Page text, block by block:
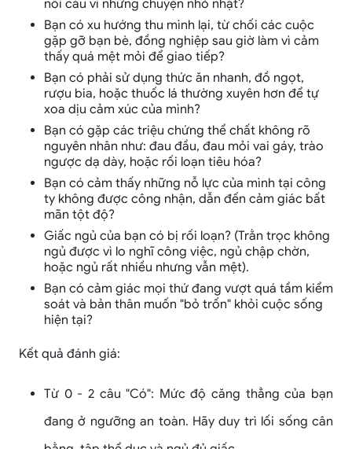
nổi cáu vì những chuyện nhỏ nhặt?
Bạn có xu hướng thu mình lại, từ chối các cuộc
gặp gỡ bạn bè, đồng nghiệp sau giờ làm vì cảm
thấy quá mệt mỏi để giao tiếp?
Bạn có phải sử dụng thức ăn nhanh, đồ ngọt,
rượu bia, hoặc thuốc lá thường xuyên hơn để tự
xoa dịu cảm xúc của mình?
Bạn có gặp các triệu chứng thể chất không rõ
nguyên nhân như: đau đầu, đau mỏi vai gáy, trào
ngược dạ dày, hoặc rối loạn tiêu hóa?
Bạn có cảm thấy những nỗ lực của mình tại công
ty không được công nhận, dẫn đến cảm giác bất
mãn tột độ?
Giấc ngủ của bạn có bị rối loạn? (Trằn trọc không
ngủ được vì lo nghĩ công việc, ngủ chập chờn,
hoặc ngủ rất nhiều nhưng vẫn mệt).
Bạn có cảm giác mọi thứ đang vượt quá tầm kiểm
soát và bản thân muốn "bỏ trốn" khỏi cuộc sống
hiện tại?
Kết quả đánh giá:
Từ 0 - 2 câu "Có": Mức độ căng thẳng của bạn
đang ở ngưỡng an toàn. Hãy duy trì lối sống cân